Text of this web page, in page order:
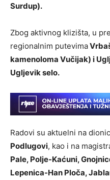
Surdup).
Zbog aktivnog klizišta, u
regionalnim putevima
kamenoloma Vučijak) i
Ugljevik selo.
Radovi su aktuelni na
Podlugovi, kao i na
Pale, Polje-Kaćuni,
Lepenica-Han Ploča,